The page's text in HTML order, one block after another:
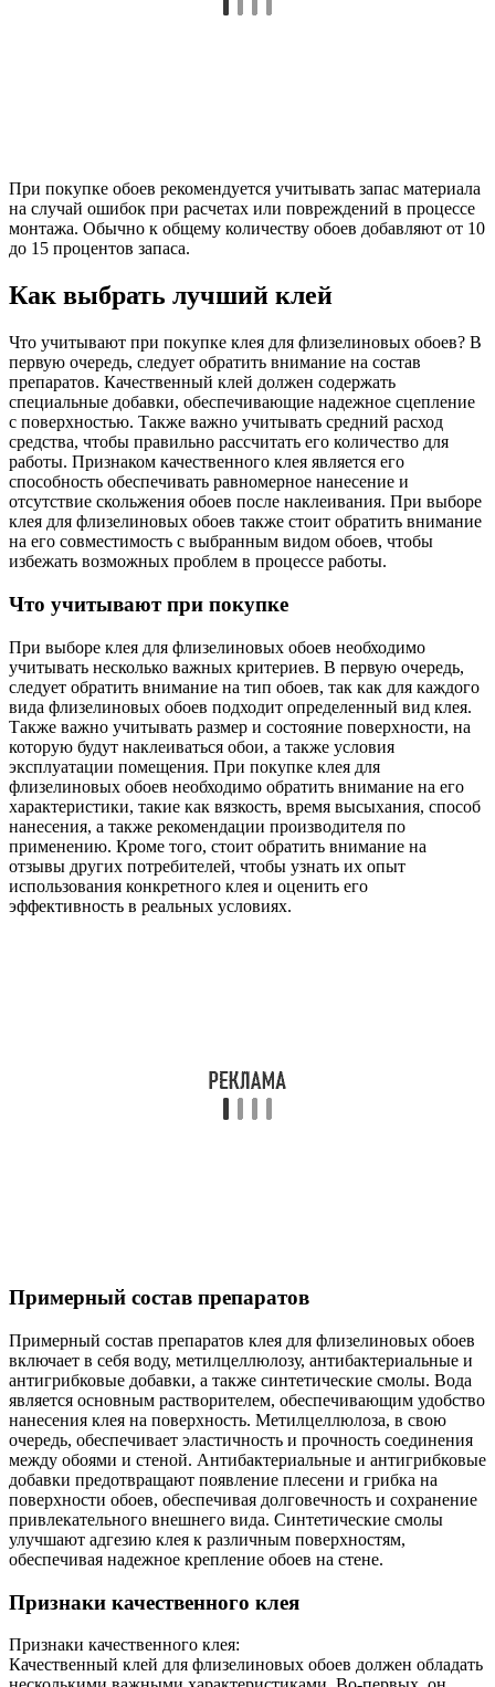
При покупке обоев рекомендуется учитывать запас материала
на случай ошибок при расчетах или повреждений в процессе
монтажа. Обычно к общему количеству обоев добавляют от 10
до 15 процентов запаса.
Как выбрать лучший клей
Что учитывают при покупке клея для флизелиновых обоев? В
первую очередь, следует обратить внимание на состав
препаратов. Качественный клей должен содержать
специальные добавки, обеспечивающие надежное сцепление
с поверхностью. Также важно учитывать средний расход
средства, чтобы правильно рассчитать его количество для
работы. Признаком качественного клея является его
способность обеспечивать равномерное нанесение и
отсутствие скольжения обоев после наклеивания. При выборе
клея для флизелиновых обоев также стоит обратить внимание
на его совместимость с выбранным видом обоев, чтобы
избежать возможных проблем в процессе работы.
Что учитывают при покупке
При выборе клея для флизелиновых обоев необходимо
учитывать несколько важных критериев. В первую очередь,
следует обратить внимание на тип обоев, так как для каждого
вида флизелиновых обоев подходит определенный вид клея.
Также важно учитывать размер и состояние поверхности, на
которую будут наклеиваться обои, а также условия
эксплуатации помещения. При покупке клея для
флизелиновых обоев необходимо обратить внимание на его
характеристики, такие как вязкость, время высыхания, способ
нанесения, а также рекомендации производителя по
применению. Кроме того, стоит обратить внимание на
отзывы других потребителей, чтобы узнать их опыт
использования конкретного клея и оценить его
эффективность в реальных условиях.
Примерный состав препаратов
Примерный состав препаратов клея для флизелиновых обоев
включает в себя воду, метилцеллюлозу, антибактериальные и
антигрибковые добавки, а также синтетические смолы. Вода
является основным растворителем, обеспечивающим удобство
нанесения клея на поверхность. Метилцеллюлоза, в свою
очередь, обеспечивает эластичность и прочность соединения
между обоями и стеной. Антибактериальные и антигрибковые
добавки предотвращают появление плесени и грибка на
поверхности обоев, обеспечивая долговечность и сохранение
привлекательного внешнего вида. Синтетические смолы
улучшают адгезию клея к различным поверхностям,
обеспечивая надежное крепление обоев на стене.
Признаки качественного клея
Признаки качественного клея:
Качественный клей для флизелиновых обоев должен обладать